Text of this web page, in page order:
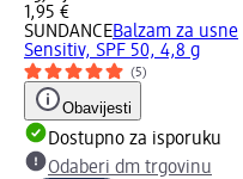
1,95 €
SUNDANCEBalzam za usne
Sensitiv, SPF 50, 4,8 g
(5)
Obavijesti
Dostupno za isporuku
Odaberi dm trgovinu